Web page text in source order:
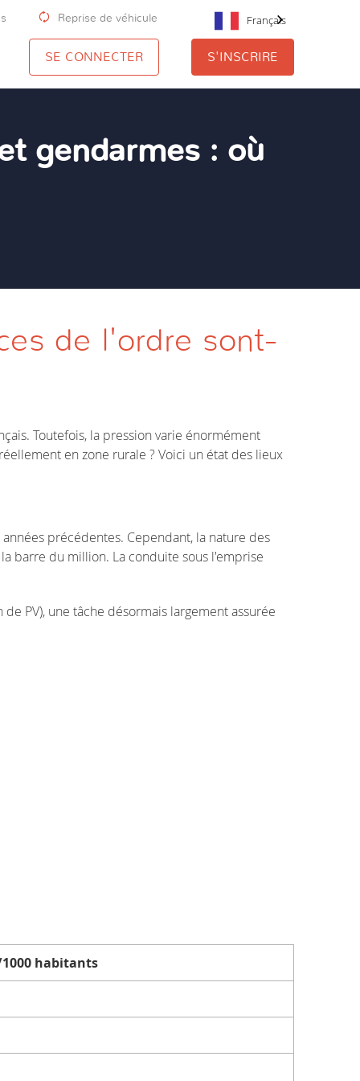
Reprise de véhicule Français
SE CONNECTER S'INSCRIRE
gendarmes : où
de l'ordre sont-
Toutefois, la pression varie énormément
en zone rurale ? Voici un état des lieux
précédentes. Cependant, la nature des
barre du million. La conduite sous l'emprise
PV), une tâche désormais largement assurée
1000 habitants